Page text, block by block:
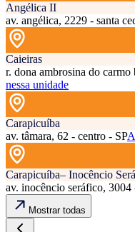
Angélica II
av. angélica, 2229 - santa
Caieiras
r. dona ambrosina do
nessa unidade
Carapicuíba
av. tâmara, 62 - centro - SP
Carapicuíba– Inocêncio
av. inocêncio seráfico,
Mostrar todas